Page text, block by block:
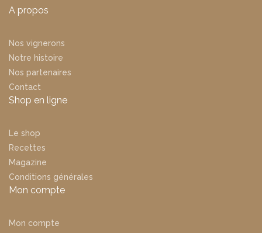
A propos
Nos vignerons
Notre histoire
Nos partenaires
Contact
Shop en ligne
Le shop
Recettes
Magazine
Conditions générales
Mon compte
Mon compte